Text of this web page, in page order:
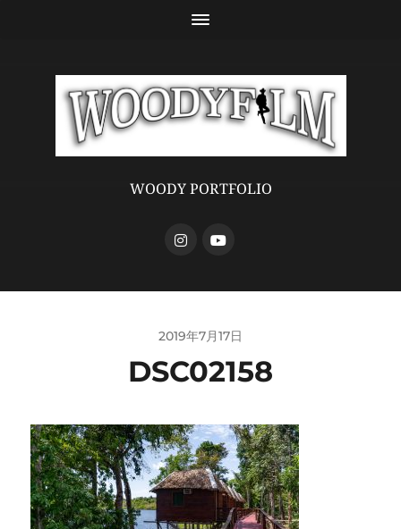
WOODY PORTFOLIO
2019年7月17日
DSC02158